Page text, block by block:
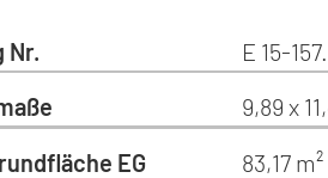
Nr.
E 15-
9,89 x
EG
83,17 m²